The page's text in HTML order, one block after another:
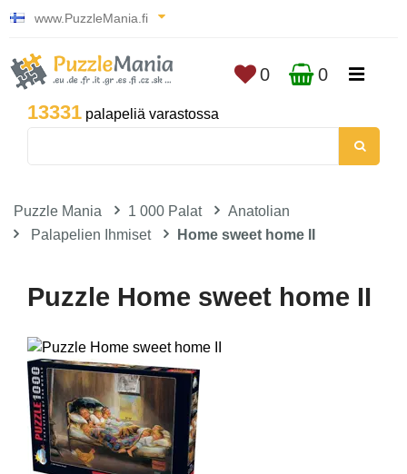
www.PuzzleMania.fi
13331 palapeliä varastossa
0 0
Puzzle Mania 1 000 Palat
Anatolian
Palapelien Ihmiset
Home sweet home II
Puzzle Home sweet home II